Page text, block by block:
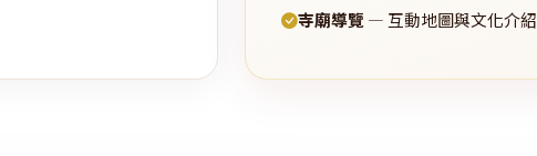
寺廟導覽 — 互動地圖與文化介紹